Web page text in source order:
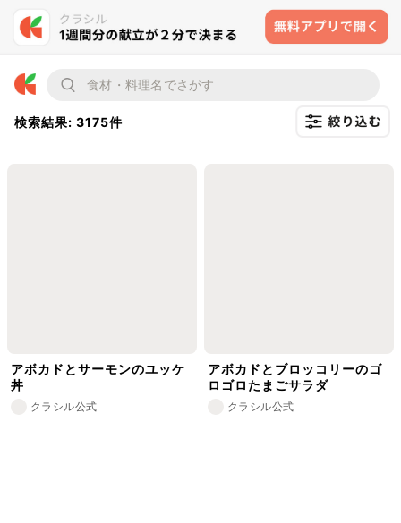
検索結果: 3175件
アボカドとサーモンのユッケ
丼
クラシル公式
アボカドとブロッコリーのゴ
ロゴロたまごサラダ
クラシル公式